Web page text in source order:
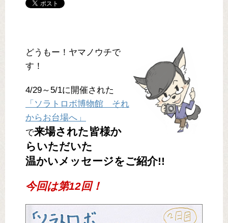
どうもー！ヤマノウチで
す！
4/29～5/1に開催された
「ソラトロボ博物館 それ
からお台場へ」
で来場された皆様か
らいただいた
温かいメッセージをご紹介!!
今回は第12回！